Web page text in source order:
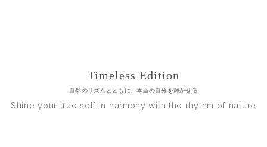
Timeless Edition
自然のリズムとともに、本当の自分を輝かせる
Shine your true self in harmony with the rhythm of nature